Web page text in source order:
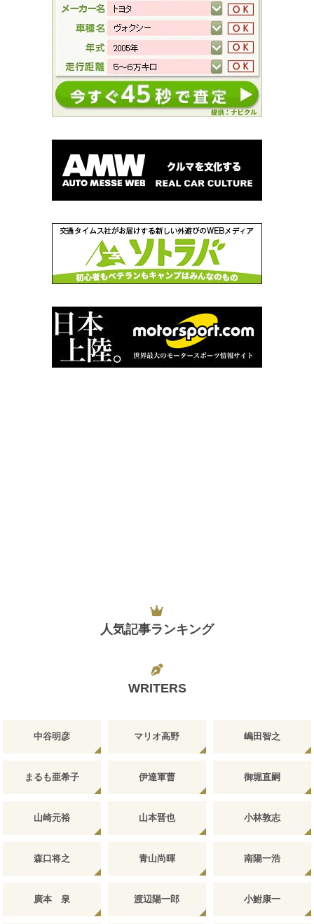
人気記事ランキング
WRITERS
中谷明彦 マリオ高野 嶋田智之
まるも亜希子 伊達軍曹 御堀直嗣
山崎元裕 山本晋也 小林敦志
森口将之 青山尚暉 南陽一浩
廣本 泉 渡辺陽一郎 小鮒康一